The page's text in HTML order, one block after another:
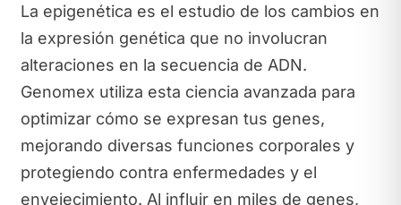
La epigenética es el estudio de los cambios en
la expresión genética que no involucran
alteraciones en la secuencia de ADN.
Genomex utiliza esta ciencia avanzada para
optimizar cómo se expresan tus genes,
mejorando diversas funciones corporales y
protegiendo contra enfermedades y el
envejecimiento. Al influir en miles de genes,